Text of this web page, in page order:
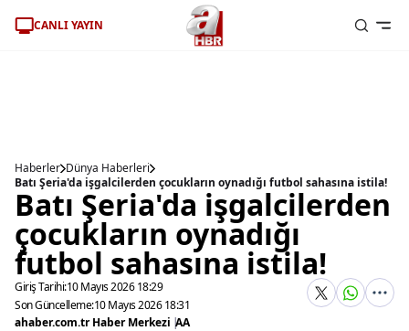
CANLI YAYIN
Haberler Dünya Haberleri
Batı Şeria'da işgalcilerden çocukların oynadığı futbol sahasına istila!
Batı Şeria'da işgalcilerden
çocukların oynadığı
futbol sahasına istila!
Giriş Tarihi:10 Mayıs 2026 18:29
Son Güncelleme:10 Mayıs 2026 18:31
ahaber.com.tr Haber Merkezi |AA